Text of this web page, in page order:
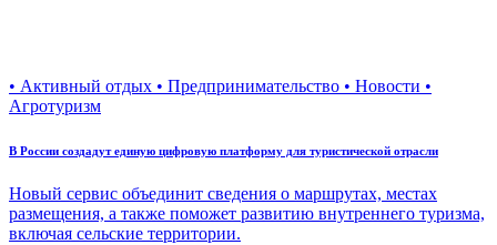
• Активный отдых • Предпринимательство • Новости •
Агротуризм
В России создадут единую цифровую платформу для туристической отрасли
Новый сервис объединит сведения о маршрутах, местах
размещения, а также поможет развитию внутреннего туризма,
включая сельские территории.